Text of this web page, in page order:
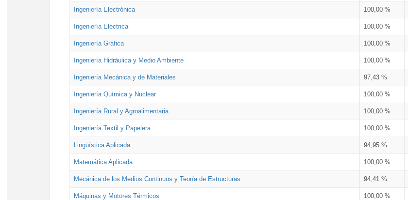
Ingeniería Electrónica 100,00 %
Ingeniería Eléctrica 100,00 %
Ingeniería Gráfica 100,00 %
Ingeniería Hidráulica y Medio Ambiente 100,00 %
Ingeniería Mecánica y de Materiales 97,43 %
Ingeniería Química y Nuclear 100,00 %
Ingeniería Rural y Agroalimentaria 100,00 %
Ingeniería Textil y Papelera 100,00 %
Lingüística Aplicada 94,95 %
Matemática Aplicada 100,00 %
Mecánica de los Medios Continuos y Teoría de Estructuras 94,41 %
Máquinas y Motores Térmicos 100,00 %